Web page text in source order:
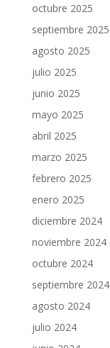
octubre 2025
septiembre 2025
agosto 2025
julio 2025
junio 2025
mayo 2025
abril 2025
marzo 2025
febrero 2025
enero 2025
diciembre 2024
noviembre 2024
octubre 2024
septiembre 2024
agosto 2024
julio 2024